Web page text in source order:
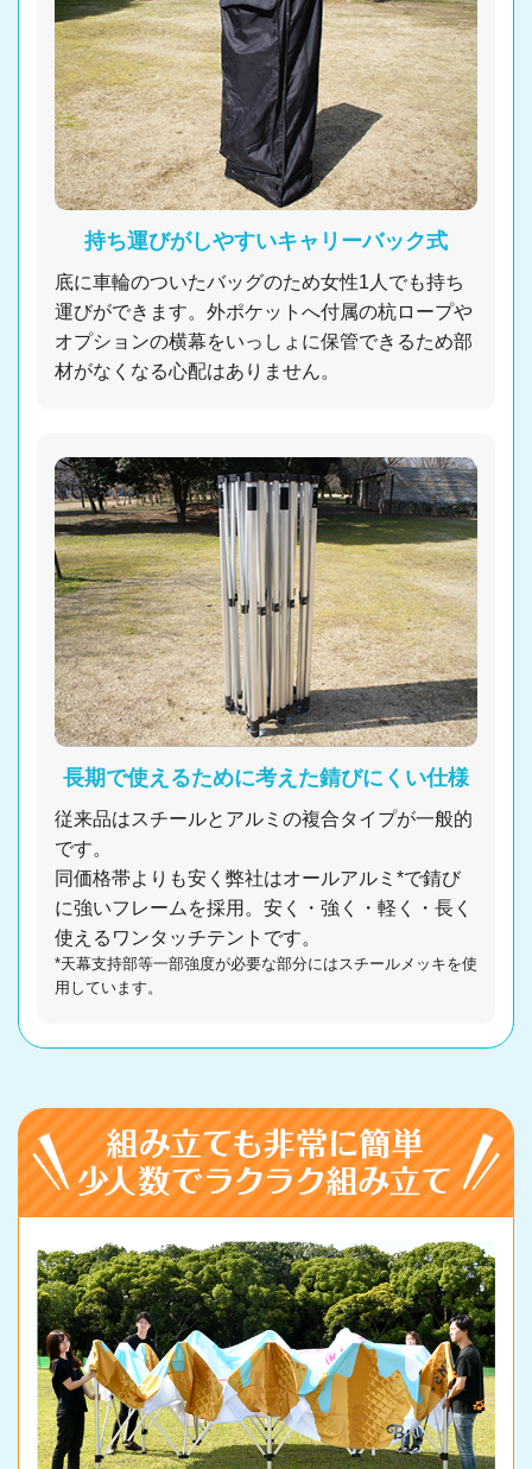
持ち運びがしやすいキャリーバック式
底に車輪のついたバッグのため女性1人でも持ち
運びができます。外ポケットへ付属の杭ロープや
オプションの横幕をいっしょに保管できるため部
材がなくなる心配はありません。
長期で使えるために考えた錆びにくい仕様
従来品はスチールとアルミの複合タイプが一般的
です。
同価格帯よりも安く弊社はオールアルミ*で錆び
に強いフレームを採用。安く・強く・軽く・長く
使えるワンタッチテントです。
*天幕支持部等一部強度が必要な部分にはスチールメッキを使
用しています。